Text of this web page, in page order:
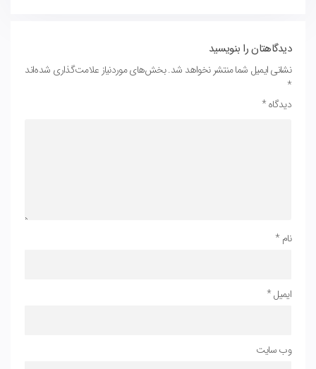
دیدگاهتان را بنویسید
نشانی ایمیل شما منتشر نخواهد شد.بخش‌های موردنیاز علامت‌گذاری شده‌اند
*
دیدگاه*
نام *
ایمیل*
وب‌ سایت